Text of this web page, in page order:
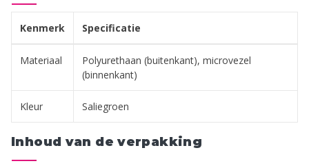
Kenmerk Specificatie
Materiaal
Polyurethaan (buitenkant), microvezel
(binnenkant)
Kleur Saliegroen
Inhoud van de verpakking